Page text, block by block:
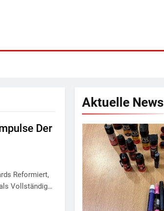
Der
Reformiert,
Vollständig…
Aktuelle News